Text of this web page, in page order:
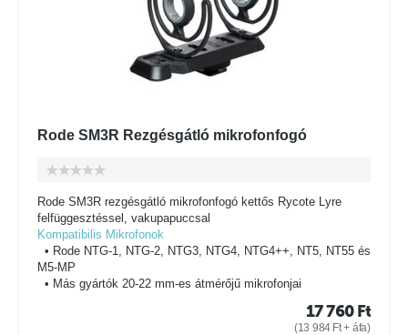
Rode SM3R Rezgésgátló mikrofonfogó
Rode SM3R rezgésgátló mikrofonfogó kettős Rycote Lyre
felfüggesztéssel, vakupapuccsal
Kompatibilis Mikrofonok
• Rode NTG-1, NTG-2, NTG3, NTG4, NTG4++, NT5, NT55 és
M5-MP
• Más gyártók 20-22 mm-es átmérőjű mikrofonjai
17 760 Ft
(13 984 Ft+ áfa)